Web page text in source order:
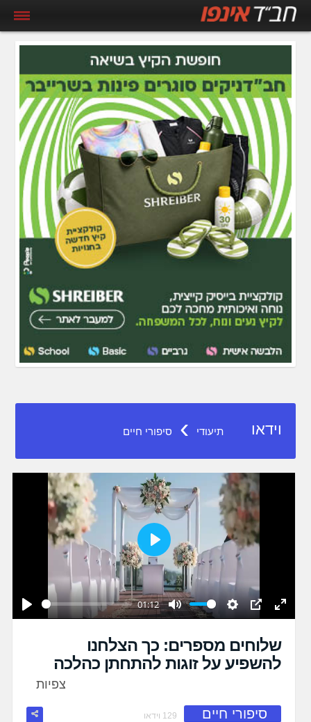
וידאו תיעודי › סיפורי חיים
Play
01:12
Mute Settings PIPEnter
fullscreen
Play
שלוחים מספרים: כך הצלחנו
להשפיע על זוגות להתחתן כהלכה
צפיות
סיפורי חיים 129 וידאו